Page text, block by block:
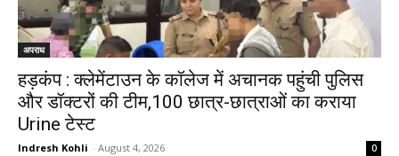
अपराध
हड़कंप : क्लेमेंटाउन के कॉलेज में अचानक पहुंची पुलिस
और डॉक्टरों की टीम,100 छात्र-छात्राओं का कराया
Urine टेस्ट
Indresh Kohli - August 4, 2026 0